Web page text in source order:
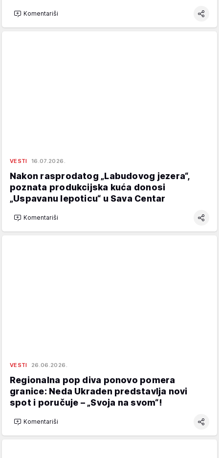
Komentariši
VESTI 16.07.2026.
Nakon rasprodatog „Labudovog jezera“,
poznata produkcijska kuća donosi
„Uspavanu lepoticu“ u Sava Centar
Komentariši
VESTI 26.06.2026.
Regionalna pop diva ponovo pomera
granice: Neda Ukraden predstavlja novi
spot i poručuje – „Svoja na svom“!
Komentariši